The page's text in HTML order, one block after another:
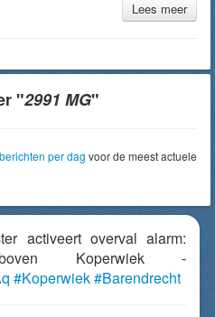
Lees meer
"2991 MG"
per dag voor de meest actuele
activeert overval alarm:
boven Koperwiek -
#Koperwiek#Barendrecht